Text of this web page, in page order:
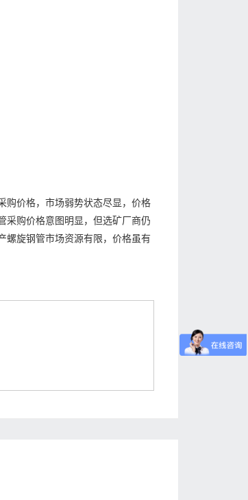
购价格，市场弱势状态尽显，价格
采购价格意图明显，但选矿厂商仍
螺旋钢管市场资源有限，价格虽有